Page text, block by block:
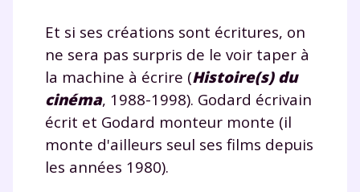
Et si ses créations sont écritures, on
ne sera pas surpris de le voir taper à
la machine à écrire (Histoire(s) du
cinéma, 1988-1998). Godard écrivain
écrit et Godard monteur monte (il
monte d'ailleurs seul ses films depuis
les années 1980).